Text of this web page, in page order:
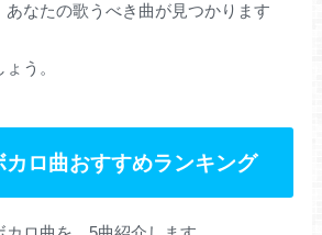
あなたの歌うべき曲が見つかります
う。
ロ曲おすすめランキング